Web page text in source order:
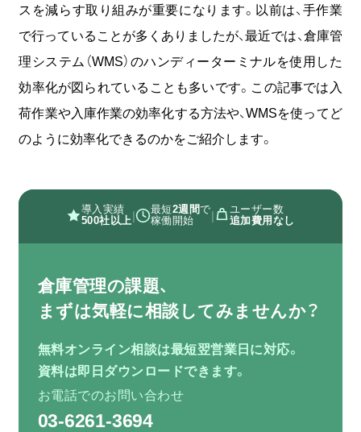
スを減らす取り組みが重要になります。以前は、手作業
で行っていることが多くありましたが、最近では、倉庫管
理システム（WMS）のハンディーターミナルを使用した
効率化が図られていることも多いです。この記事では入
荷作業や入庫作業の効率化する方法や、WMSを使ってど
のように効率化できるのかをご紹介します。
導入実績
500社以上| 最短2週間で
稼働開始
|
ユーザー数
追加費用なし
倉庫管理の課題、
まずは気軽に相談してみませんか？
無料オンライン相談は最短翌営業日に対応。
資料は即日ダウンロードできます。
お電話でのお問い合わせ
03-6261-3694